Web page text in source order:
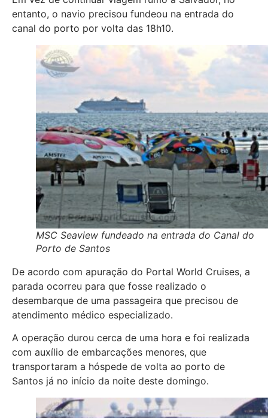
entanto, o navio precisou fundeou na entrada do
canal do porto por volta das 18h10.
MSC Seaview fundeado na entrada do Canal do
Porto de Santos
De acordo com apuração do Portal World Cruises, a
parada ocorreu para que fosse realizado o
desembarque de uma passageira que precisou de
atendimento médico especializado.
A operação durou cerca de uma hora e foi realizada
com auxílio de embarcações menores, que
transportaram a hóspede de volta ao porto de
Santos já no início da noite deste domingo.